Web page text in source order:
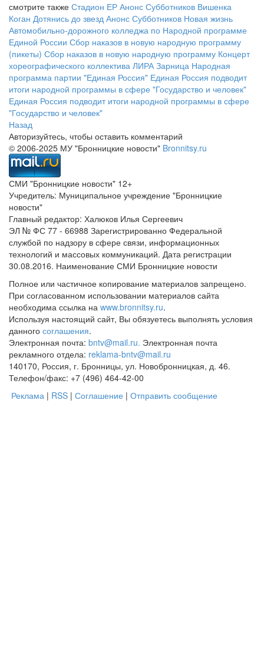
смотрите также Стадион ЕР Анонс Субботников Вишенка
Коган Дотянись до звезд Анонс Субботников Новая жизнь
Автомобильно-дорожного колледжа по Народной программе
Единой России Сбор наказов в новую народную программу
(пикеты) Сбор наказов в новую народную программу Концерт
хореографического коллектива ЛИРА Зарница Народная
программа партии "Единая Россия" Единая Россия подводит
итоги народной программы в сфере "Государство и человек"
Единая Россия подводит итоги народной программы в сфере
"Государство и человек"
Назад
Авторизуйтесь, чтобы оставить комментарий
© 2006-2025 МУ "Бронницкие новости" Bronnitsy.ru
СМИ "Бронницкие новости" 12+
Учредитель: Муниципальное учреждение "Бронницкие
новости"
Главный редактор: Халюков Илья Сергеевич
ЭЛ № ФС 77 - 66988 Зарегистрированно Федеральной
службой по надзору в сфере связи, информационных
технологий и массовых коммуникаций. Дата регистрации
30.08.2016. Наименование СМИ Бронницкие новости
Полное или частичное копирование материалов запрещено.
При согласованном использовании материалов сайта
необходима ссылка на www.bronnitsy.ru.
Используя настоящий сайт, Вы обязуетесь выполнять условия
данного соглашения.
Электронная почта: bntv@mail.ru. Электронная почта
рекламного отдела: reklama-bntv@mail.ru
140170, Россия, г. Бронницы, ул. Новобронницкая, д. 46.
Телефон/факс: +7 (496) 464-42-00
Реклама | RSS | Соглашение | Отправить сообщение